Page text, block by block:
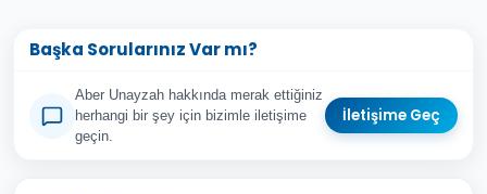
Başka Sorularınız Var mı?
Aber Unayzah hakkında merak ettiğiniz
herhangi bir şey için bizimle iletişime
geçin.
İletişime Geç